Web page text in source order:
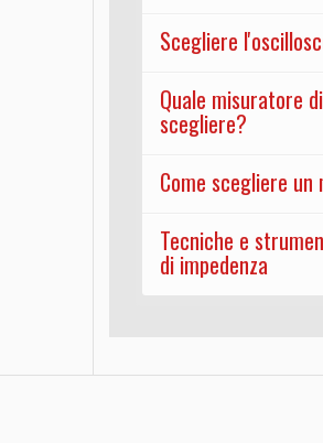
Scegliere
Quale misuratore
scegliere?
Come scegliere
Tecniche e
di impedenza